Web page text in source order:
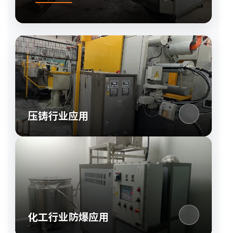
压铸行业应用
化工行业防爆应用